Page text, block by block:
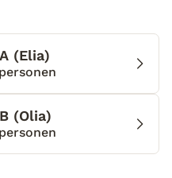
prachtige
groen. Dit is zó fijn
biedt gloednieuwe,
tekort komt. De
slaap- en badkamers en
lekkerste gerechten
op een ligbedje aan
je meer willen
(Elia)
(Olia)